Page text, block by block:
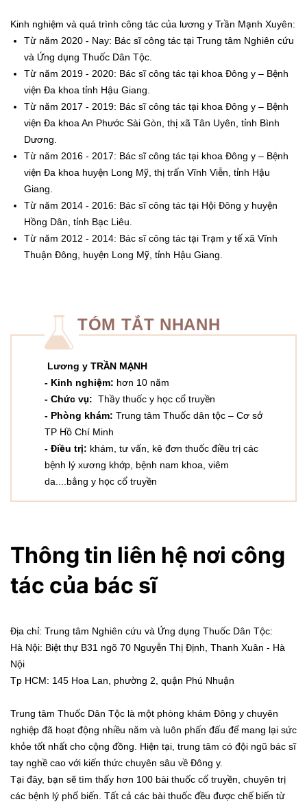
Kinh nghiệm và quá trình công tác của lương y Trần Mạnh Xuyên:
Từ năm 2020 - Nay: Bác sĩ công tác tại Trung tâm Nghiên cứu
và Ứng dụng Thuốc Dân Tộc.
Từ năm 2019 - 2020: Bác sĩ công tác tại khoa Đông y – Bệnh
viện Đa khoa tỉnh Hậu Giang.
Từ năm 2017 - 2019: Bác sĩ công tác tại khoa Đông y – Bệnh
viện Đa khoa An Phước Sài Gòn, thị xã Tân Uyên, tỉnh Bình
Dương.
Từ năm 2016 - 2017: Bác sĩ công tác tại khoa Đông y – Bệnh
viện Đa khoa huyện Long Mỹ, thị trấn Vĩnh Viễn, tỉnh Hậu
Giang.
Từ năm 2014 - 2016: Bác sĩ công tác tại Hội Đông y huyện
Hồng Dân, tỉnh Bạc Liêu.
Từ năm 2012 - 2014: Bác sĩ công tác tại Trạm y tế xã Vĩnh
Thuận Đông, huyện Long Mỹ, tỉnh Hậu Giang.
TÓM TẮT NHANH
Lương y TRẦN MẠNH
- Kinh nghiệm: hơn 10 năm
- Chức vụ: Thầy thuốc y học cổ truyền
- Phòng khám: Trung tâm Thuốc dân tộc – Cơ sở
TP Hồ Chí Minh
- Điều trị: khám, tư vấn, kê đơn thuốc điều trị các
bệnh lý xương khớp, bệnh nam khoa, viêm
da....bằng y học cổ truyền
Thông tin liên hệ nơi công
tác của bác sĩ
Địa chỉ: Trung tâm Nghiên cứu và Ứng dụng Thuốc Dân Tộc:
Hà Nội: Biệt thự B31 ngõ 70 Nguyễn Thị Định, Thanh Xuân - Hà
Nội
Tp HCM: 145 Hoa Lan, phường 2, quận Phú Nhuận
Trung tâm Thuốc Dân Tộc là một phòng khám Đông y chuyên
nghiệp đã hoạt động nhiều năm và luôn phấn đấu để mang lại sức
khỏe tốt nhất cho cộng đồng. Hiện tại, trung tâm có đội ngũ bác sĩ
tay nghề cao với kiến thức chuyên sâu về Đông y.
Tại đây, bạn sẽ tìm thấy hơn 100 bài thuốc cổ truyền, chuyên trị
các bệnh lý phổ biến. Tất cả các bài thuốc đều được chế biến từ